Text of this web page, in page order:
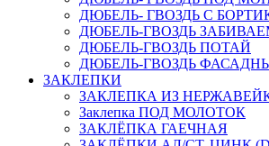
ДЮБЕЛЬ- ГВОЗДЬ С
ДЮБЕЛЬ-ГВОЗДЬ
ДЮБЕЛЬ-ГВОЗДЬ ПОТАЙ
ДЮБЕЛЬ-ГВОЗДЬ
ЗАКЛЕПКИ
ЗАКЛЕПКА ИЗ
Заклепка ПОД МОЛОТОК
ЗАКЛЁПКА ГАЕЧНАЯ